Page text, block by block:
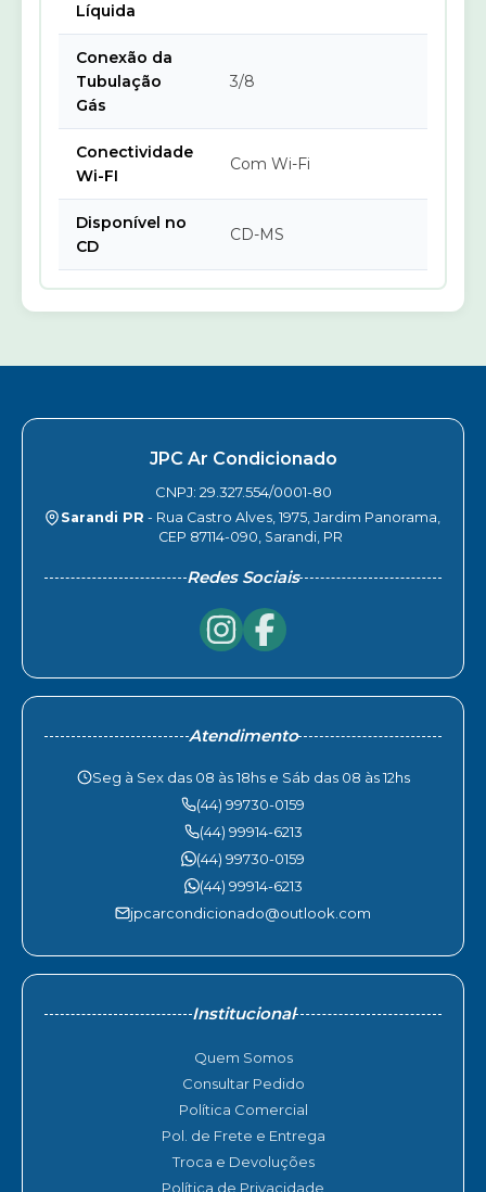
Líquida
Conexão da
Tubulação
Gás
3/8
Conectividade
Wi-FI
Com Wi-Fi
Disponível no
CD
CD-MS
JPC Ar Condicionado
CNPJ: 29.327.554/0001-80
Sarandi PR - Rua Castro Alves, 1975, Jardim Panorama,
CEP 87114-090, Sarandi, PR
Redes Sociais
Atendimento
Seg à Sex das 08 às 18hs e Sáb das 08 às 12hs
(44) 99730-0159
(44) 99914-6213
(44) 99730-0159
(44) 99914-6213
jpcarcondicionado@outlook.com
Institucional
Quem Somos
Consultar Pedido
Política Comercial
Pol. de Frete e Entrega
Troca e Devoluções
Política de Privacidade